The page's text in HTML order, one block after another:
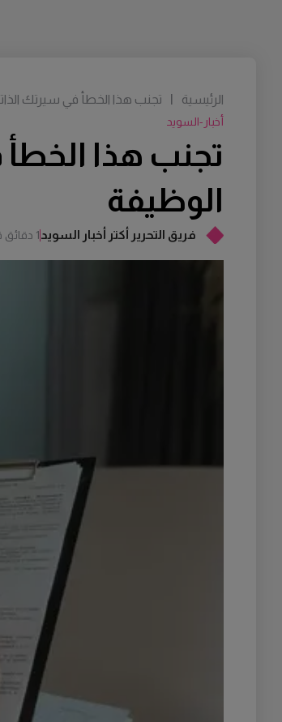
فريق التحرير أكتر أخبار السويد1 دقائق قراءة
تجنب هذا
الوظيفة
أخبار-السويد
الرئيسية | تجنب هذا الخطأ في سيرتك